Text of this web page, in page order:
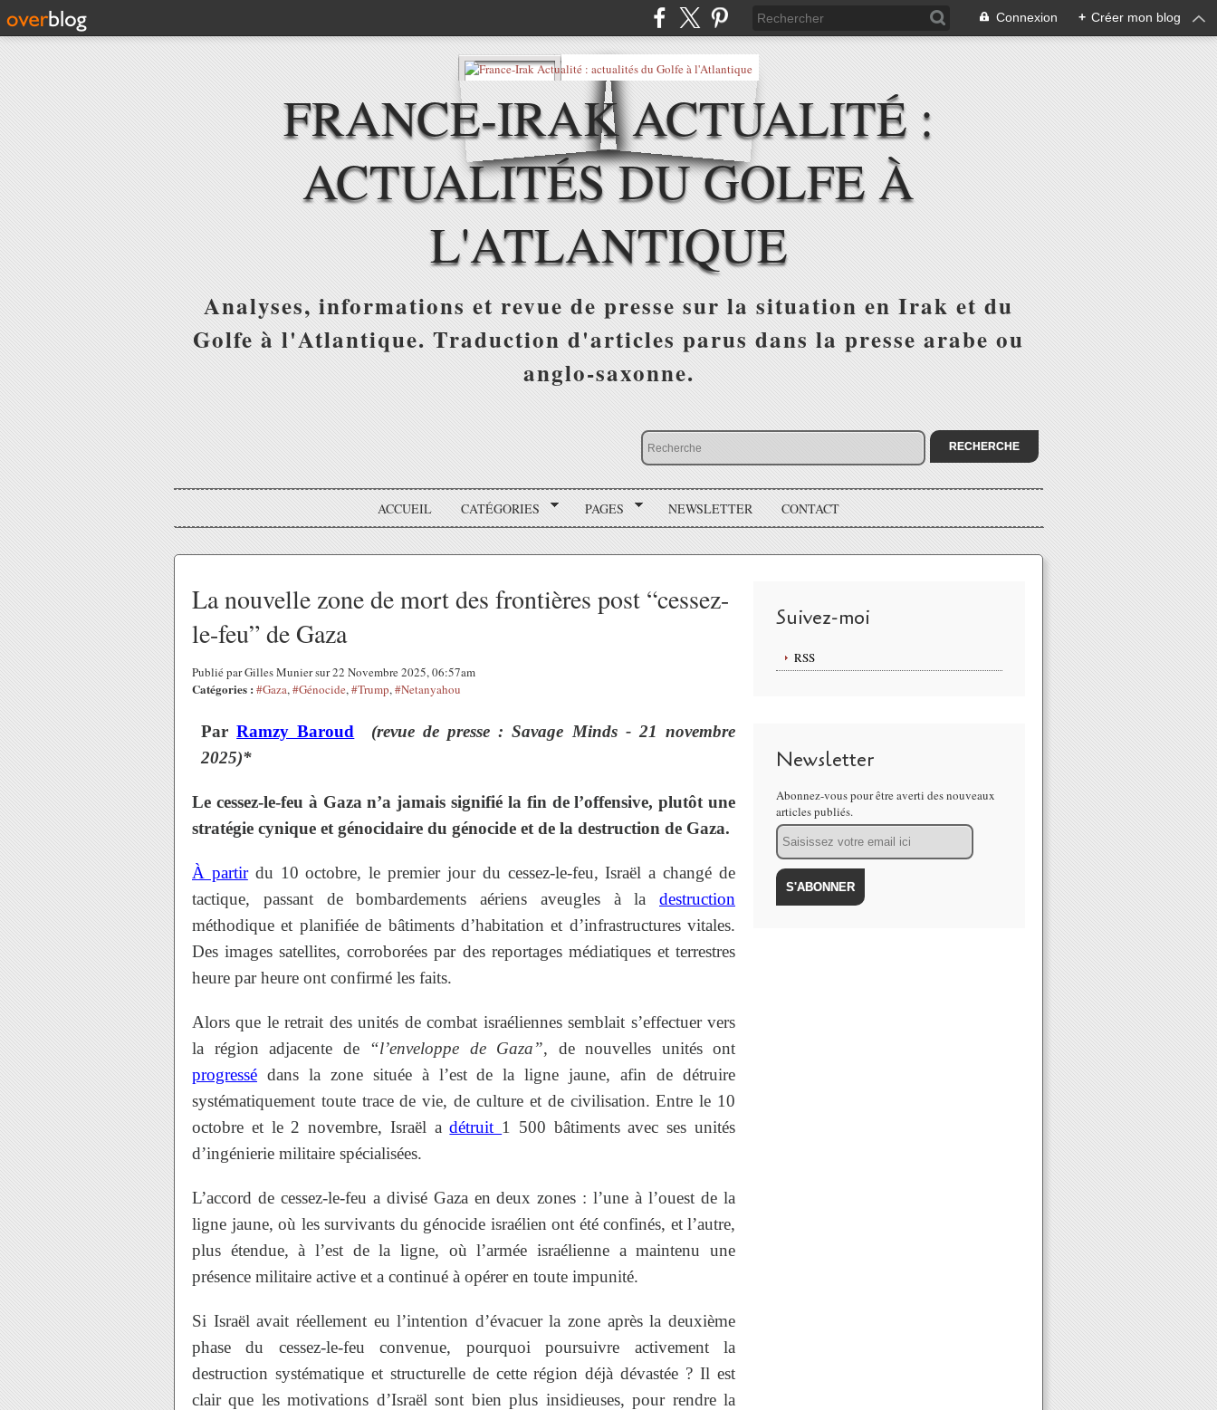
Connexion + Créer mon blog
FRANCE-IRAK ACTUALITÉ :
ACTUALITÉS DU GOLFE À
L'ATLANTIQUE
Analyses, informations et revue de presse sur la situation en Irak et du
Golfe à l'Atlantique. Traduction d'articles parus dans la presse arabe ou
anglo-saxonne.
ACCUEIL CATÉGORIES PAGES NEWSLETTER CONTACT
La nouvelle zone de mort des frontières post “cessez-
le-feu” de Gaza
Publié par Gilles Munier sur 22 Novembre 2025, 06:57am
Catégories : #Gaza,#Génocide,#Trump,#Netanyahou
ParRamzy Baroud (revue de presse : Savage Minds - 21 novembre
2025)*
Le cessez-le-feu à Gaza n’a jamais signifié la fin de l’offensive, plutôt une
stratégie cynique et génocidaire du génocide et de la destruction de Gaza.
À partirdu 10 octobre, le premier jour du cessez-le-feu, Israël a changé de
tactique, passant de bombardements aériens aveugles à la destruction
méthodique et planifiée de bâtiments d’habitation et d’infrastructures vitales.
Des images satellites, corroborées par des reportages médiatiques et terrestres
heure par heure ont confirmé les faits.
Alors que le retrait des unités de combat israéliennes semblait s’effectuer vers
la région adjacente de “l’enveloppe de Gaza”, de nouvelles unités ont
progressé dans la zone située à l’est de la ligne jaune, afin de détruire
systématiquement toute trace de vie, de culture et de civilisation. Entre le 10
octobre et le 2 novembre, Israël adétruit 1 500 bâtiments avec ses unités
d’ingénierie militaire spécialisées.
L’accord de cessez-le-feu a divisé Gaza en deux zones : l’une à l’ouest de la
ligne jaune, où les survivants du génocide israélien ont été confinés, et l’autre,
plus étendue, à l’est de la ligne, où l’armée israélienne a maintenu une
présence militaire active et a continué à opérer en toute impunité.
Si Israël avait réellement eu l’intention d’évacuer la zone après la deuxième
phase du cessez-le-feu convenue, pourquoi poursuivre activement la
destruction systématique et structurelle de cette région déjà dévastée ? Il est
clair que les motivations d’Israël sont bien plus insidieuses, pour rendre la
Suivez-moi
RSS
Newsletter
Abonnez-vous pour être averti des nouveaux
articles publiés.
Email